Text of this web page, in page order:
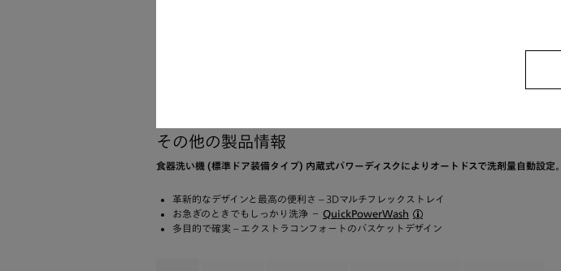
その他の製品情報
食器洗い機 (標準ドア装備タイプ) 内蔵式パワーディスクによりオートドスで洗剤量自動設定。
革新的なデザインと最高の便利さ – 3Dマルチフレックストレイ
お急ぎのときでもしっかり洗浄 － QuickPowerWash
多目的で確実 – エクストラコンフォートのバスケットデザイン